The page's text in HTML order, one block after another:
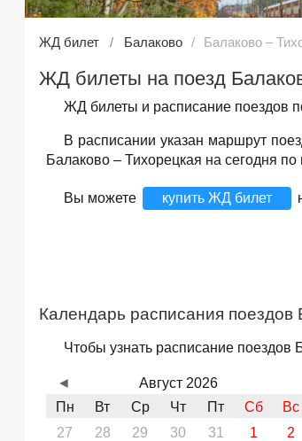
ЖД билет Балаково Балаково –
ЖД билеты на поезд
ЖД билеты и расписание поездов
В расписании указан маршрут
Балаково – Тихорецкая на сегодня по
Вы можете купить ЖД билет
Календарь расписания поездов
Чтобы узнать расписание поездов
Август 2026
Пн
Вт Ср Чт Пт Сб
Вс
27
28 29 30 31 1
2
◄